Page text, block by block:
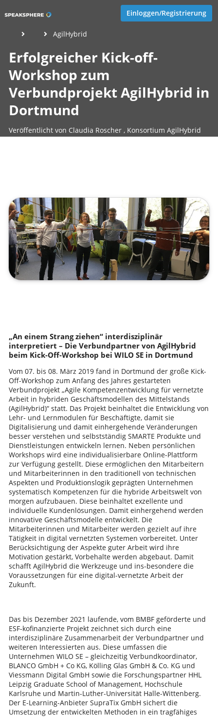
Einloggen/Registrierung
AgilHybrid
Erfolgreicher Kick-off-
Workshop zum
Verbundprojekt AgilHybrid in
Dortmund
Veröffentlicht von Claudia Roscher, Konsortium AgilHybrid
(4 Jahre, 6 Monate her aktualisiert)
„An einem Strang ziehen“ interdisziplinär
interpretiert – Die Verbundpartner von AgilHybrid
beim Kick-Off-Workshop bei WILO SE in Dortmund
Vom 07. bis 08. März 2019 fand in Dortmund der große Kick-
Off-Workshop zum Anfang des Jahres gestarteten
Verbundprojekt „Agile Kompetenzentwicklung für vernetzte
Arbeit in hybriden Geschäftsmodellen des Mittelstands
(AgilHybrid)“ statt. Das Projekt beinhaltet die Entwicklung von
Lehr- und Lernmodulen für Beschäftigte, damit sie
Digitalisierung und damit einhergehende Veränderungen
besser verstehen und selbstständig SMARTE Produkte und
Dienstleistungen entwickeln lernen. Neben persönlichen
Workshops wird eine individualisierbare Online-Plattform
zur Verfügung gestellt. Diese ermöglichen den Mitarbeitern
und Mitarbeiterinnen in den traditionell von technischen
Aspekten und Produktionslogik geprägten Unternehmen
systematisch Kompetenzen für die hybride Arbeitswelt von
morgen aufzubauen. Diese beinhaltet exzellente und
individuelle Kundenlösungen. Damit einhergehend werden
innovative Geschäftsmodelle entwickelt. Die
Mitarbeiterinnen und Mitarbeiter werden gezielt auf ihre
Tätigkeit in digital vernetzten Systemen vorbereitet. Unter
Berücksichtigung der Aspekte guter Arbeit wird ihre
Motivation gestärkt, Vorbehalte werden abgebaut. Damit
schafft AgilHybrid die Werkzeuge und ins-besondere die
Voraussetzungen für eine digital-vernetzte Arbeit der
Zukunft.
Das bis Dezember 2021 laufende, vom BMBF geförderte und
ESF-kofinanzierte Projekt zeichnet sich durch eine
interdisziplinäre Zusammenarbeit der Verbundpartner und
weiteren Interessierten aus. Diese umfassen die
Unternehmen WILO SE – gleichzeitig Verbundkoordinator,
BLANCO GmbH + Co KG, Kölling Glas GmbH & Co. KG und
Viessmann Digital GmbH sowie die Forschungspartner HHL
Leipzig Graduate School of Management, Hochschule
Karlsruhe und Martin-Luther-Universität Halle-Wittenberg.
Der E-Learning-Anbieter SupraTix GmbH sichert die
Umsetzung der entwickelten Methoden in ein tragfähiges